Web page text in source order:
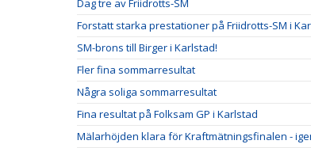
Dag tre av Friidrotts-SM
Forstatt starka prestationer på Friidrotts-SM i
SM-brons till Birger i Karlstad!
Fler fina sommarresultat
Några soliga sommarresultat
Fina resultat på Folksam GP i Karlstad
Mälarhöjden klara för Kraftmätningsfinalen -